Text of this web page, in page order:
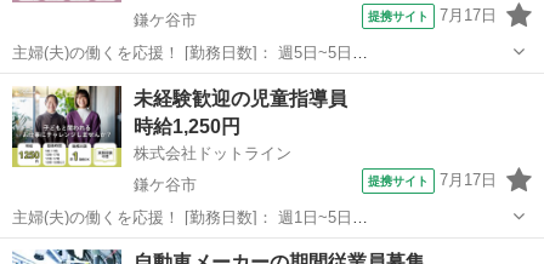
鎌ケ谷市
提携サイト 7月17日
主婦(夫)の働くを応援！ [勤務日数]： 週5日~5日
09:00~17:00/10:00~17:00/11:00~17:00/10:00~18:00/11:00~18:00 月/
火/水/木/金/土/日 などから選べます ...
千葉 鎌ケ谷市 その他
未経験歓迎の児童指導員
時給1,250円
株式会社ドットライン
鎌ケ谷市
提携サイト 7月17日
主婦(夫)の働くを応援！ [勤務日数]： 週1日~5日
10:00~19:00/09:00~17:00/10:00~17:00/11:00~17:00/10:00~18:00 月/
千葉 鎌ケ谷市 その他